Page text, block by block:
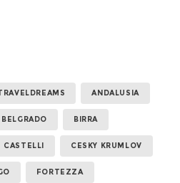
ANDALUSIA
BELGRADO BIRRA
CASTELLI CESKY KRUMLOV
FORTEZZA